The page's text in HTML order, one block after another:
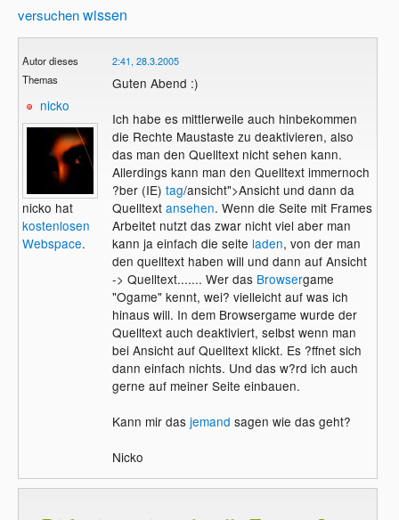
versuchenwissen
Autor dieses
Themas
nicko
nicko hat
kostenlosen
Webspace.
2:41, 28.3.2005
Guten Abend :)
Ich habe es mittlerweile auch hinbekommen
die Rechte Maustaste zu deaktivieren, also
das man den Quelltext nicht sehen kann.
Allerdings kann man den Quelltext immernoch
?ber (IE) tag/ansicht">Ansicht und dann da
Quelltext ansehen. Wenn die Seite mit Frames
Arbeitet nutzt das zwar nicht viel aber man
kann ja einfach die seite laden, von der man
den quelltext haben will und dann auf Ansicht
-> Quelltext....... Wer das Browsergame
"Ogame" kennt, wei? vielleicht auf was ich
hinaus will. In dem Browsergame wurde der
Quelltext auch deaktiviert, selbst wenn man
bei Ansicht auf Quelltext klickt. Es ?ffnet sich
dann einfach nichts. Und das w?rd ich auch
gerne auf meiner Seite einbauen.
Kann mir das jemand sagen wie das geht?
Nicko